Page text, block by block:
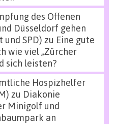
des Offenen
Düsseldorf gehen
und SPD) zu Eine gute
wie viel „Zürcher
sich leisten?
Hospizhelfer
zu Diakonie
Minigolf und
an